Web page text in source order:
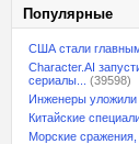
Популярные
США стали
Character.AI
сериалы...
(39598)
Инженеры уложили
Китайские
Морские сражения,